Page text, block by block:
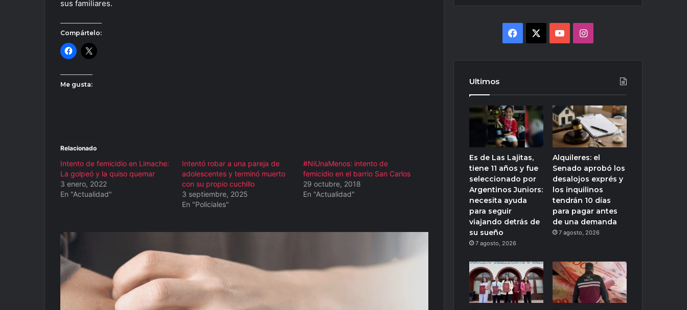
sus familiares.
Compártelo:
Me gusta:
Relacionado
Intento de femicidio en Limache:
La golpeó y la quiso quemar
3 enero, 2022
En "Actualidad"
Intentó robar a una pareja de
adolescentes y terminó muerto
con su propio cuchillo
3 septiembre, 2025
En "Policiales"
#NiUnaMenos: intento de
femicidio en el barrio San Carlos
29 octubre, 2018
En "Actualidad"
Facebook YouTubeInstagram
Ultimos
Es de Las Lajitas,
tiene 11 años y fue
seleccionado por
Argentinos Juniors:
necesita ayuda
para seguir
viajando detrás de
su sueño
7 agosto, 2026
Alquileres: el
Senado aprobó los
desalojos exprés y
los inquilinos
tendrán 10 días
para pagar antes
de una demanda
7 agosto, 2026